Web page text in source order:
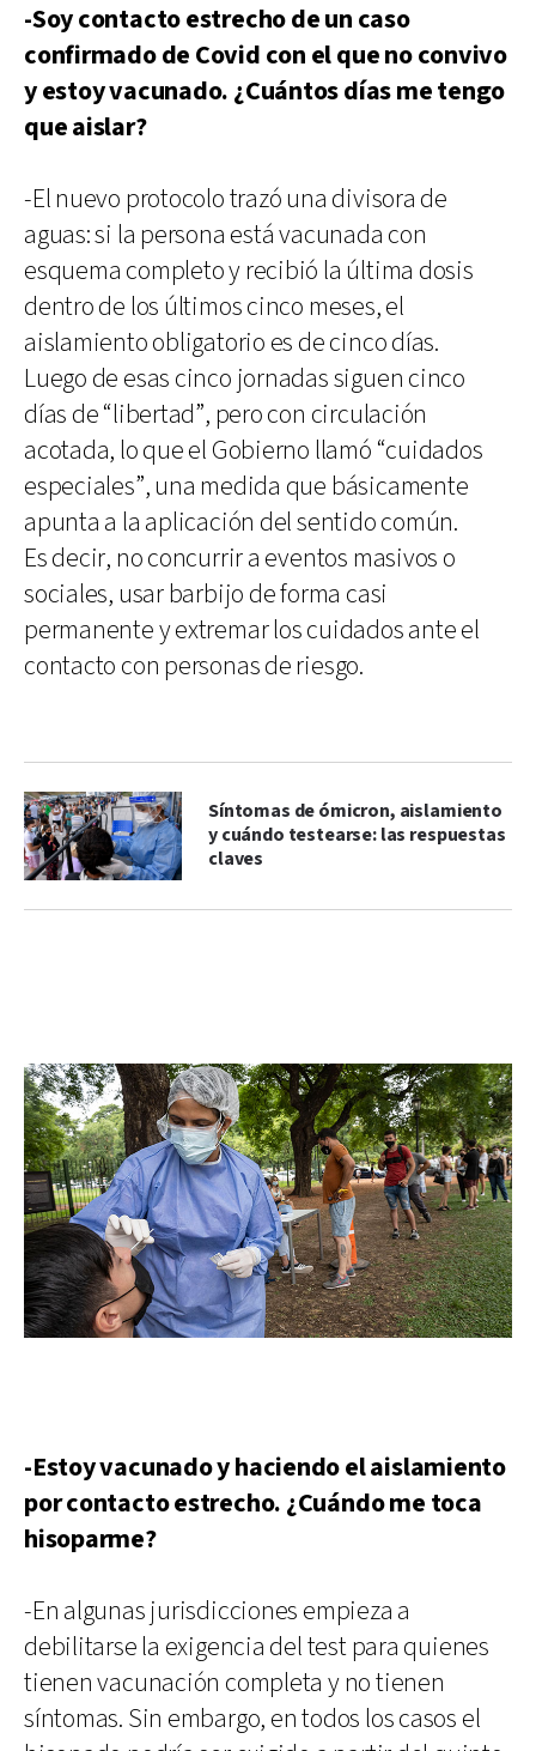
-Soy contacto estrecho de un caso
confirmado de Covid con el que no convivo
y estoy vacunado. ¿Cuántos días me tengo
que aislar?
-El nuevo protocolo trazó una divisora de
aguas: si la persona está vacunada con
esquema completo y recibió la última dosis
dentro de los últimos cinco meses, el
aislamiento obligatorio es de cinco días.
Luego de esas cinco jornadas siguen cinco
días de “libertad”, pero con circulación
acotada, lo que el Gobierno llamó “cuidados
especiales”, una medida que básicamente
apunta a la aplicación del sentido común.
Es decir, no concurrir a eventos masivos o
sociales, usar barbijo de forma casi
permanente y extremar los cuidados ante el
contacto con personas de riesgo.
Síntomas de ómicron, aislamiento
y cuándo testearse: las respuestas
claves
-Estoy vacunado y haciendo el aislamiento
por contacto estrecho. ¿Cuándo me toca
hisoparme?
-En algunas jurisdicciones empieza a
debilitarse la exigencia del test para quienes
tienen vacunación completa y no tienen
síntomas. Sin embargo, en todos los casos el